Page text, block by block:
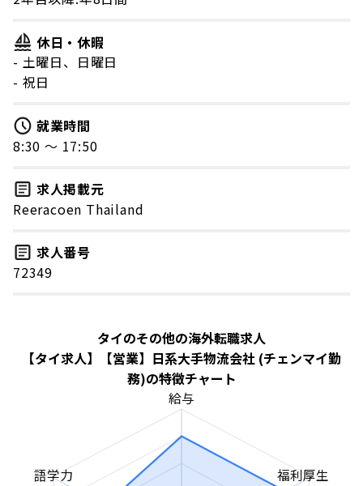
休日・休暇
- 土曜日、日曜日
- 祝日
就業時間
8:30 〜 17:50
求人掲載元
Reeracoen Thailand
求人番号
72349
タイのその他の海外転職求人
【タイ求人】【営業】日系大手物流会社 (チェンマイ勤
務)の特徴チャート
給与
福利厚生
語学力